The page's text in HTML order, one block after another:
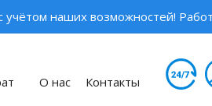
учётом наших возможностей!
О нас Контакты